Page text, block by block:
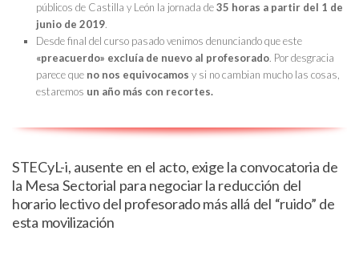
públicos de Castilla y León la jornada de35 horas a partir del 1 de
junio de 2019.
Desde final del curso pasado venimos denunciando que este
«preacuerdo» excluía de nuevo al profesorado. Por desgracia
parece que no nos equivocamos y si no cambian mucho las cosas,
estaremos un año más con recortes.
STECyL-i, ausente en el acto, exige la convocatoria de
la Mesa Sectorial para negociar la reducción del
horario lectivo del profesorado más allá del “ruido” de
esta movilización